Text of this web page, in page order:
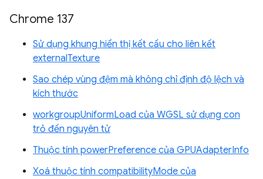
Chrome 137
Sử dụng khung hiển thị kết cấu cho liên kết
externalTexture
Sao chép vùng đệm mà không chỉ định độ lệch và
kích thước
workgroupUniformLoad của WGSL sử dụng con
trỏ đến nguyên tử
Thuộc tính powerPreference của GPUAdapterInfo
Xoá thuộc tính compatibilityMode của